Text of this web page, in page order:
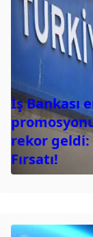
İş Bankası
rekor geldi:
Fırsatı!